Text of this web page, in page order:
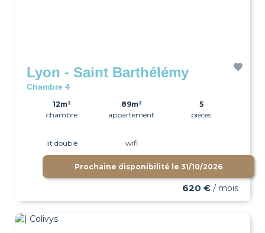
Lyon - Saint Barthélémy
Chambre 4
12m²
chambre
89m²
appartement
5
pièces
lit double wifi
Prochaine disponibilité le 31/10/2026
620 € / mois